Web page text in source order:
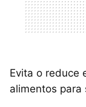
Evita o reduce
alimentos